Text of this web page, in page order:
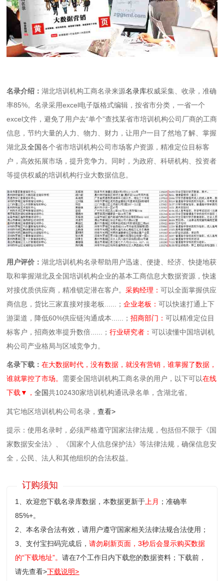
名录介绍：湖北培训机构工商名录来源名录库权威采集、收录，准确
率85%。名录采用excel电子版格式编辑，按省市分类，一省一个
excel文件，避免了用户去“单个”查找某省市培训机构公司厂商的工商
信息，节约大量的人力、物力、财力，让用户一目了然地了解、掌握
湖北及全国各个省市培训机构公司市场客户资源，精准定位目标客
户，高效拓展市场，提升竞争力。同时，为政府、科研机构、投资者
等提供权威的培训机构行业大数据信息。
用户评价：湖北培训机构名录帮助用户迅速、便捷、经济、快捷地获
取和掌握湖北及全国培训机构企业的基本工商信息大数据资源，快速
对接优质供应商，精准锁定潜在客户。采购经理：可以全面掌握供应
商信息，货比三家直接对接老板......；企业老板：可以快速打通上下
游渠道，降低60%供应链沟通成本......；招商部门：可以精准定位目
标客户，招商效率提升数倍......；行业研究者：可以读懂中国培训机
构公司产业格局与区域竞争力。
名录下载：在大数据时代，没有数据，就没有营销，谁掌握了数据，
谁就掌控了市场。 需要全国培训机构工商名录的用户，以下可以在线
下载▼，全国共102430家培训机构通讯录名单，含湖北省。
其它地区培训机构公司名录，查看>
提示：使用名录时，必须严格遵守国家法律法规，包括但不限于《国
家数据安全法》、《国家个人信息保护法》等‌法律法规，确保信息安
全，公民、法人和其他组织的合法权益。
订购须知
1、欢迎您下载名录库数据，本数据更新于 上月 ；准确率
85%+。
2、本名录合法有效，请用户遵守国家相关法律法规合法使用；
3、支付宝扫码完成后，请勿刷新页面，3秒后会显示购买数据
的“下载地址”。请在7个工作日内下载您的数据资料；下载前，
请先查看>下载说明>